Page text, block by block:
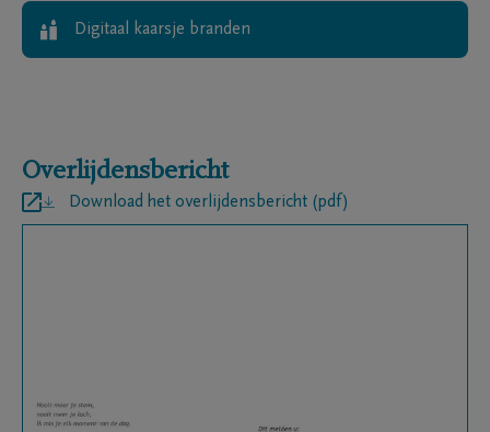
Digitaal kaarsje branden
Overlijdensbericht
Download het overlijdensbericht (pdf)